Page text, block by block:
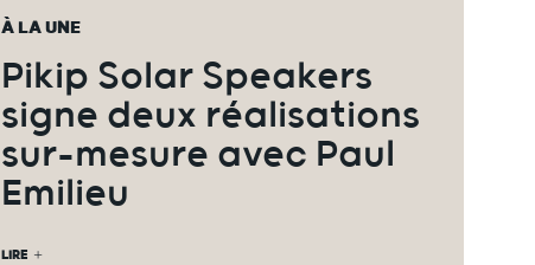
À LA UNE
Pikip Solar Speakers
signe deux réalisations
sur-mesure avec Paul
Emilieu
LIRE